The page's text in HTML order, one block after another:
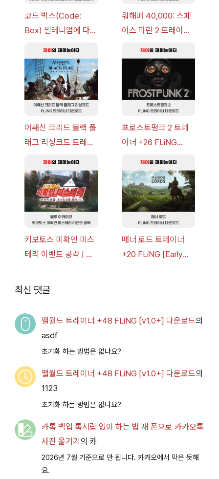
코드 박스(Code:
Box) 밀레니엄에 다가
략 [복각] | 블루 아카
이브
워해머 40,000: 스페
이스 마린 2 트레이너
v14.0+] 다운로드
어쌔신 크리드 블랙 플
래그 리싱크드 트레이
v1.0+] 다운로드
프로스트펑크 2 트레
이너 +26 FLiNG
드
키보토스 미확인 미스
테리 이벤트 공략 | 블
매너 로드 트레이너
+20 FLiNG [Early
최신 댓글
팰월드 트레이너 +48 FLiNG [v1.0+] 다운로드의
asdf
초기화 하는 방법은 없나요?
팰월드 트레이너 +48 FLiNG [v1.0+] 다운로드의
1123
초기화 하는 방법은 없나요?
카톡 백업 톡서랍 없이 하는 법 새 폰으로 카카오톡
사진 옮기기 의 카
2026년 7월 기준으로 안 됩니다. 카카오에서 막은 듯해
요.